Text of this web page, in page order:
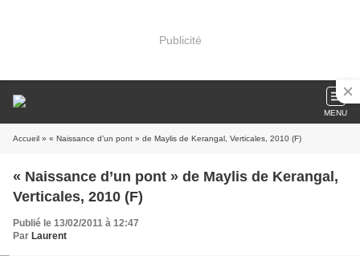
Publicité
MENU
Accueil » « Naissance d’un pont » de Maylis de Kerangal, Verticales, 2010 (F)
« Naissance d’un pont » de Maylis de Kerangal,
Verticales, 2010 (F)
Publié le 13/02/2011 à 12:47
Par Laurent